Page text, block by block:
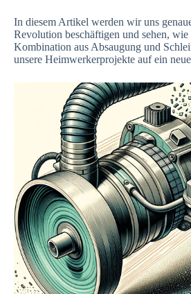
In diesem Artikel werden wir uns
Revolution beschäftigen und sehen, wie
Kombination aus Absaugung und
unsere Heimwerkerprojekte auf ein